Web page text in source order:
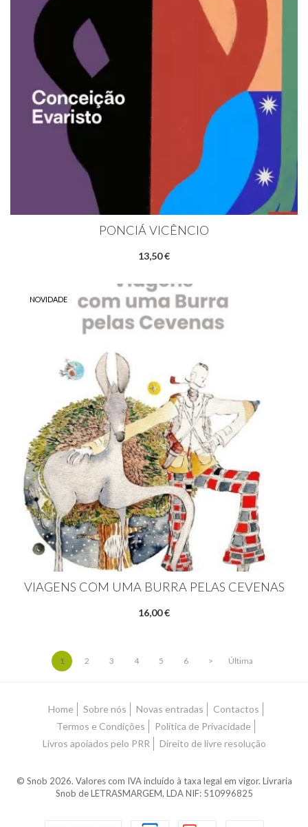
PONCIÁ VICÊNCIO
13,50 €
NOVIDADE
VIAGENS COM UMA BURRA PELAS CEVENAS
16,00 €
1 2 3 4 5 6 > Última
Home Sobre nós Novas entradas
Contactos
Termos e Condições
Política de Privacidade
Livros apoiados pelo PRR
Direito de livre resolução
© Snob 2026. Valores com IVA incluído à taxa legal em vigor. Livraria
Snob de LETRASMARGEM, LDA NIF: 510996825